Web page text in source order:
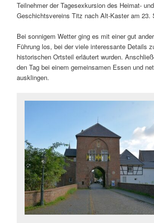
Teilnehmer der Tagesexkursion des Heimat- und
Geschichtsvereins Titz nach Alt-Kaster am 23.
Bei sonnigem Wetter ging es mit einer gut
Führung los, bei der viele interessante Details
historischen Ortsteil erläutert wurden.
den Tag bei einem gemeinsamen Essen und
ausklingen.